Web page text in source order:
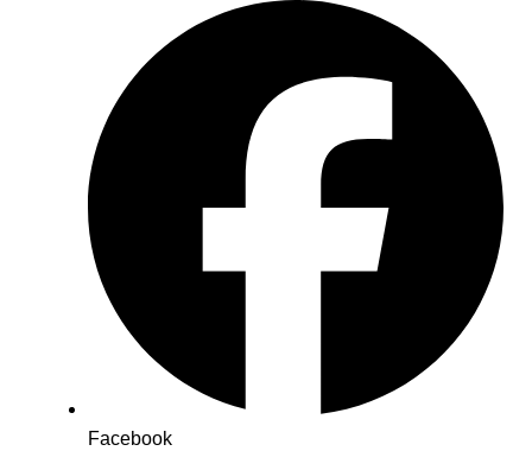
Facebook